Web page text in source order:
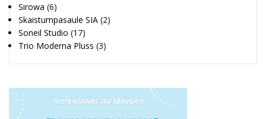
Sirowa (6)
Skaistumpasaule SIA (2)
Soneil Studio (17)
Trio Moderna Pluss (3)